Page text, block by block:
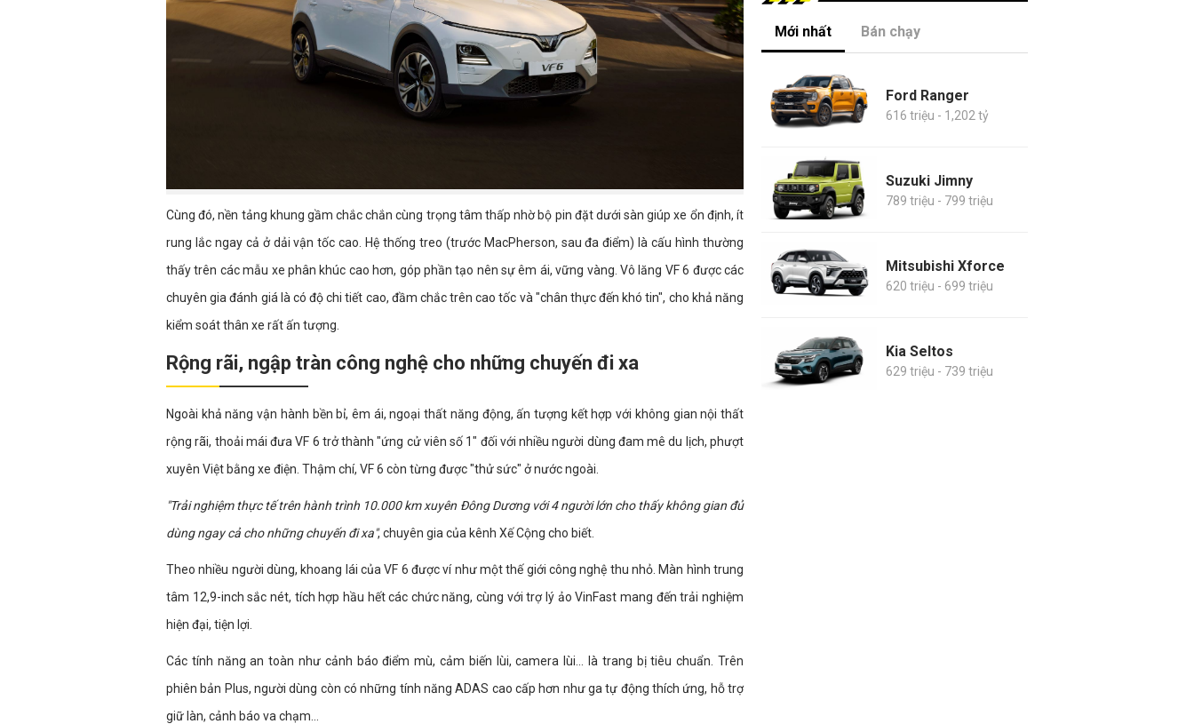
Cùng đó, nền tảng khung gầm chắc chắn cùng trọng tâm thấp nhờ bộ pin đặt dưới sàn giúp xe ổn định, ít
rung lắc ngay cả ở dải vận tốc cao. Hệ thống treo (trước MacPherson, sau đa điểm) là cấu hình thường
thấy trên các mẫu xe phân khúc cao hơn, góp phần tạo nên sự êm ái, vững vàng. Vô lăng VF 6 được các
chuyên gia đánh giá là có độ chi tiết cao, đầm chắc trên cao tốc và "chân thực đến khó tin", cho khả năng
kiểm soát thân xe rất ấn tượng.
Rộng rãi, ngập tràn công nghệ cho những chuyến đi xa
Ngoài khả năng vận hành bền bỉ, êm ái, ngoại thất năng động, ấn tượng kết hợp với không gian nội thất
rộng rãi, thoải mái đưa VF 6 trở thành "ứng cử viên số 1" đối với nhiều người dùng đam mê du lịch, phượt
xuyên Việt bằng xe điện. Thậm chí, VF 6 còn từng được "thử sức" ở nước ngoài.
"Trải nghiệm thực tế trên hành trình 10.000 km xuyên Đông Dương với 4 người lớn cho thấy không gian đủ
dùng ngay cả cho những chuyến đi xa", chuyên gia của kênh Xế Cộng cho biết.
Theo nhiều người dùng, khoang lái của VF 6 được ví như một thế giới công nghệ thu nhỏ. Màn hình trung
tâm 12,9-inch sắc nét, tích hợp hầu hết các chức năng, cùng với trợ lý ảo VinFast mang đến trải nghiệm
hiện đại, tiện lợi.
Các tính năng an toàn như cảnh báo điểm mù, cảm biến lùi, camera lùi… là trang bị tiêu chuẩn. Trên
phiên bản Plus, người dùng còn có những tính năng ADAS cao cấp hơn như ga tự động thích ứng, hỗ trợ
giữ làn, cảnh báo va chạm...
Mới nhất Bán chạy
Ford Ranger
616 triệu - 1,202 tỷ
Suzuki Jimny
789 triệu - 799 triệu
Mitsubishi Xforce
620 triệu - 699 triệu
Kia Seltos
629 triệu - 739 triệu